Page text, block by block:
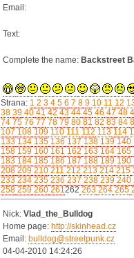
Email:
Text:
Complete the name: Backstreet
Strana: 1 2 3 4 5 6 7 8 9 10 11 12
38 39 40 41 42 43 44 45 46 47 48
74 75 76 77 78 79 80 81 82 83 84
107 108 109 110 111 112 113 114
133 134 135 136 137 138 139 140
158 159 160 161 162 163 164 165
183 184 185 186 187 188 189 190
208 209 210 211 212 213 214 215
233 234 235 236 237 238 239 240
258 259 260 261262 263 264 265
Nick: Vlad_the_Bulldog
Home page: http://skinhead.cz
Email: bulldog@streetpunk.cz
04-04-2010 14:24:26